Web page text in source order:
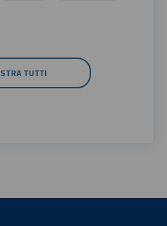
TUTTI